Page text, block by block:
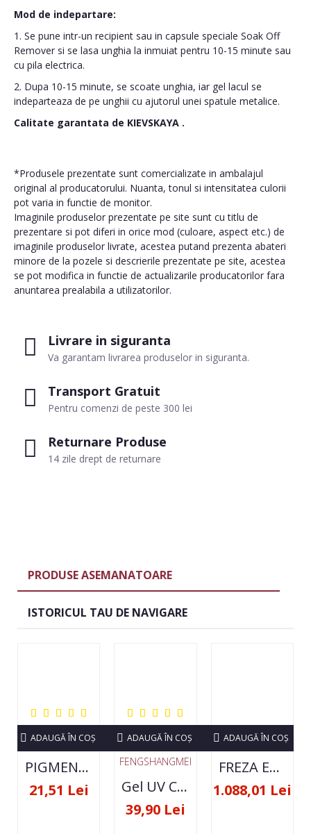
Livrare in siguranta
Va garantam livrarea produselor in siguranta.
Transport Gratuit
Pentru comenzi de peste 300 lei
Returnare Produse
14 zile drept de returnare
Mod de indepartare:
1. Se pune intr-un recipient sau in capsule speciale Soak Off
Remover si se lasa unghia la inmuiat pentru 10-15 minute sau
cu pila electrica.
2. Dupa 10-15 minute, se scoate unghia, iar gel lacul se
indeparteaza de pe unghii cu ajutorul unei spatule metalice.
Calitate garantata de KIEVSKAYA .
*Produsele prezentate sunt comercializate in ambalajul
original al producatorului. Nuanta, tonul si intensitatea culorii
pot varia in functie de monitor.
Imaginile produselor prezentate pe site sunt cu titlu de
prezentare si pot diferi in orice mod (culoare, aspect etc.) de
imaginile produselor livrate, acestea putand prezenta abateri
minore de la pozele si descrierile prezentate pe site, acestea
se pot modifica in functie de actualizarile producatorilor fara
anuntarea prealabila a utilizatorilor.
PRODUSE ASEMANATOARE
ISTORICUL TAU DE NAVIGARE
PIGMENT NEON SET 12 CULORI
21,51 Lei
ADAUGĂ ÎN COŞ
FENGSHANGMEI
Gel UV Constructie FSM 50ML - 07
39,90 Lei
ADAUGĂ ÎN COŞ
FREZA ELECTRICA STRONG 210 35000 RPM- ORIGINALA
1.088,01 Lei
ADAUGĂ ÎN COŞ